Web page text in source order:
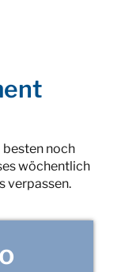
besten noch
wöchentlich
verpassen.